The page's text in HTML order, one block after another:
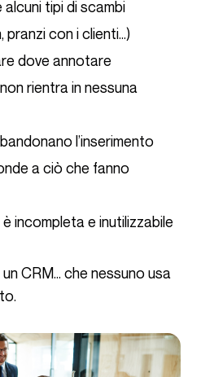
tipi di scambi
pranzi con i clienti…)
dove annotare
rientra in nessuna
l’inserimento
a ciò che fanno
incompleta e inutilizzabile